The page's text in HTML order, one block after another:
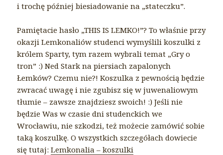
i trochę później biesiadowanie na „stateczku”.
Pamiętacie hasło „THIS IS LEMKO!”? To właśnie przy
okazji Lemkonaliów studenci wymyślili koszulki z
królem Sparty, tym razem wybrali temat „Gry o
tron” :) Ned Stark na piersiach zapalonych
Łemków? Czemu nie?! Koszulka z pewnością będzie
zwracać uwagę i nie zgubisz się w juwenaliowym
tłumie – zawsze znajdziesz swoich! :) Jeśli nie
będzie Was w czasie dni studenckich we
Wrocławiu, nie szkodzi, też możecie zamówić sobie
taką koszulkę. O wszystkich szczegółach dowiecie
się tutaj:Lemkonalia – koszulki